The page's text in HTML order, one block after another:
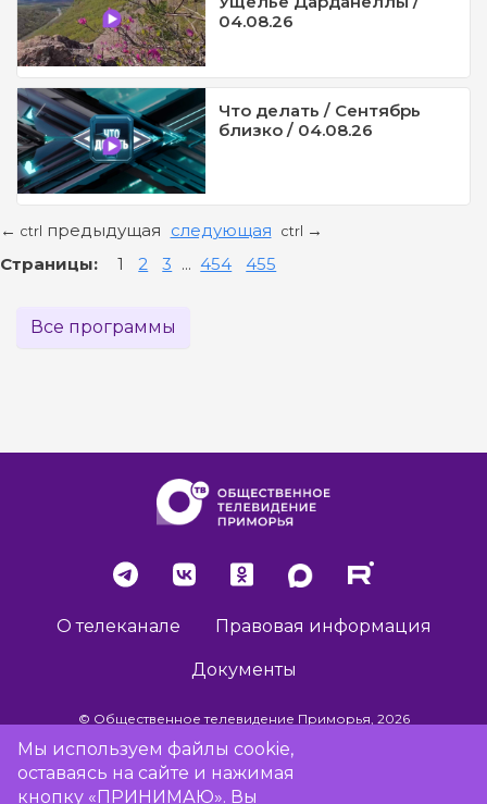
04.08.26
Что делать / Сентябрь
близко / 04.08.26
← ctrl предыдущая следующая ctrl →
Страницы: 1 2 3 ... 454 455
Все программы
О телеканале Правовая информация
Документы
© Общественное телевидение Приморья, 2026
Разработка сайта -
Мы используем файлы cookie,
оставаясь на сайте и нажимая
кнопку «ПРИНИМАЮ». Вы